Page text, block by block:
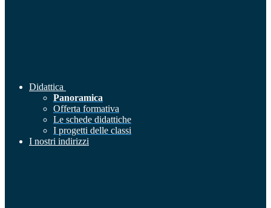
Didattica
Panoramica
Offerta formativa
Le schede didattiche
I progetti delle classi
I nostri indirizzi